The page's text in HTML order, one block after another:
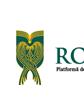
conținut